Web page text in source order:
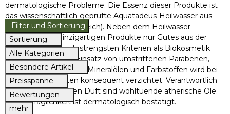
dermatologische Probleme. Die Essenz dieser Produkte ist
das wissenschaftlich geprüfte Aquatadeus-Heilwasser aus
der Steiermark (Österreich). Neben dem Heilwasser
beinhalten die einzigartigen Produkte nur Gutes aus der
Natur und sind nach strengsten Kriterien als Biokosmetik
zertifiziert. Auf den Einsatz von umstrittenen Parabenen,
Silikonölen, Paraffinen, Mineralölen und Farbstoffen wird bei
all diesen Produkten konsequent verzichtet. Verantwortlich
für den angenehmen Duft sind wohltuende ätherische Öle.
Die Verträglichkeit ist dermatologisch bestätigt.
Filter und Sortierung
Sortierung
Alle Kategorien
Besondere Artikel
Preisspanne
Bewertungen
mehr